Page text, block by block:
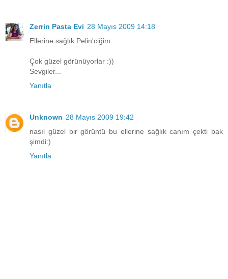
Zerrin Pasta Evi 28 Mayıs 2009 14:18
Ellerine sağlık Pelin'ciğim.
Çok güzel görünüyorlar :))
Sevgiler...
Yanıtla
Unknown 28 Mayıs 2009 19:42
nasıl güzel bir görüntü bu ellerine sağlık canım çekti bak
şimdi:)
Yanıtla